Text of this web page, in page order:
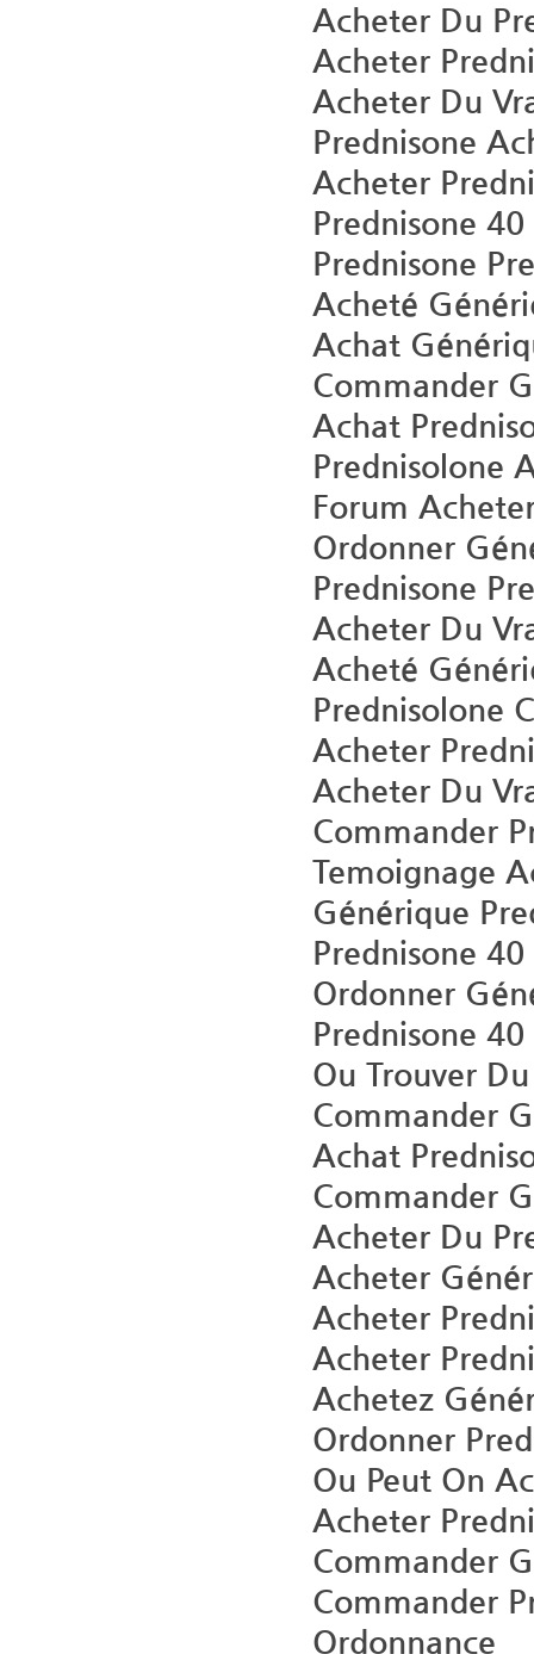
Acheter Du
Acheter
Acheter Du
Prednisone
Acheter
Prednisone
Prednisone
Acheté
Achat
Commander
Achat
Prednisolone
Forum
Ordonner
Prednisone
Acheter Du
Acheté
Prednisolone
Acheter
Acheter Du
Commander
Temoignage
Générique
Prednisone
Ordonner
Prednisone
Ou Trouver
Commander
Achat
Commander
Acheter Du
Acheter
Acheter
Acheter
Achetez
Ordonner
Ou Peut On
Acheter
Commander
Commander
Ordonnance